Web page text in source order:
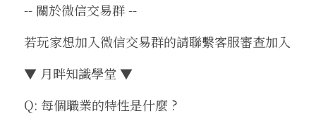
-- 關於微信交易群 --
若玩家想加入微信交易群的請聯繫客服審查加入
▼ 月畔知識學堂 ▼
Q: 每個職業的特性是什麼 ?